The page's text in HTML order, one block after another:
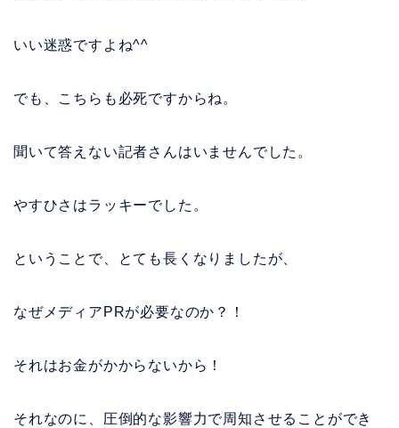
いい迷惑ですよね^^
でも、こちらも必死ですからね。
聞いて答えない記者さんはいませんでした。
やすひさはラッキーでした。
ということで、とても長くなりましたが、
なぜメディアPRが必要なのか？！
それはお金がかからないから！
それなのに、圧倒的な影響力で周知させることができ